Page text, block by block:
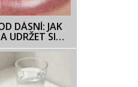
DÁSNÍ: JAK
UDRŽET SI